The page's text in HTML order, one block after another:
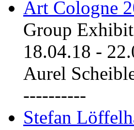
Art Cologne
Group
18.04.18 -
Aurel
----------
Stefan